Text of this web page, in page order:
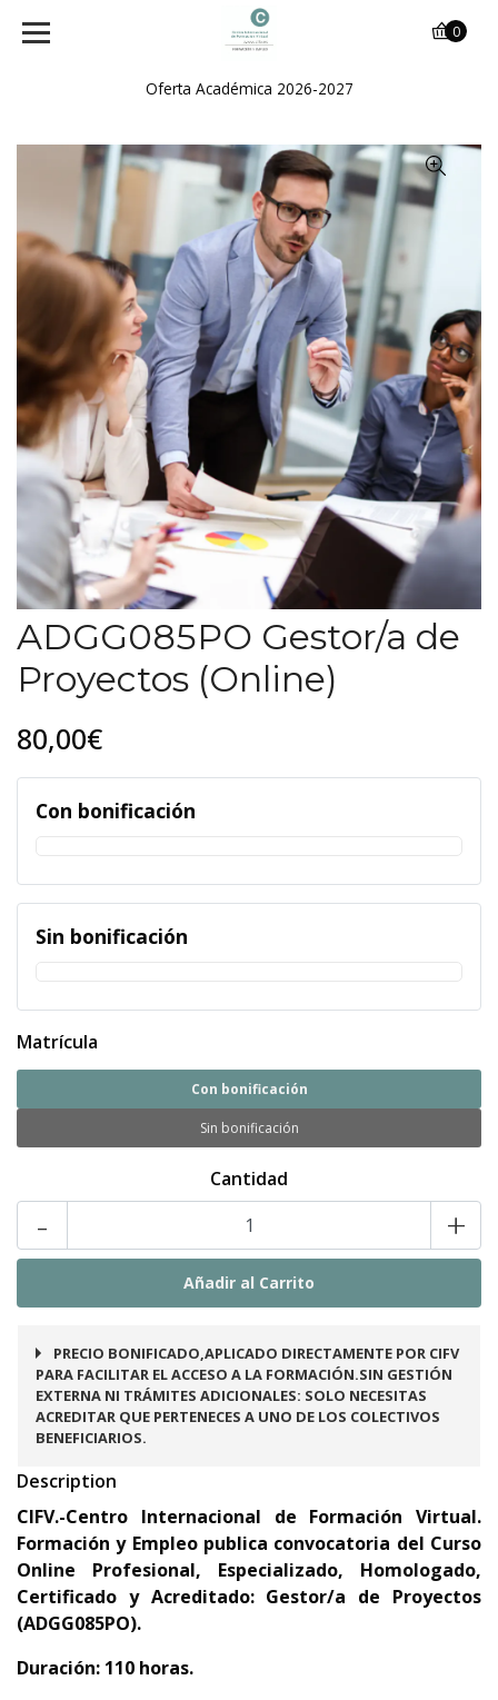
Oferta Académica 2026-2027
0
ADGG085PO Gestor/a de
Proyectos (Online)
80,00€
Con bonificación
Sin bonificación
Matrícula
Con bonificación
Sin bonificación
Cantidad
- +
PRECIO BONIFICADO,APLICADO DIRECTAMENTE POR CIFV
PARA FACILITAR EL ACCESO A LA FORMACIÓN.SIN GESTIÓN
EXTERNA NI TRÁMITES ADICIONALES: SOLO NECESITAS
ACREDITAR QUE PERTENECES A UNO DE LOS COLECTIVOS
BENEFICIARIOS.
Description
CIFV.-Centro Internacional de Formación Virtual.
Formación y Empleo publica convocatoria del Curso
Online Profesional, Especializado, Homologado,
Certificado y Acreditado: Gestor/a de Proyectos
(ADGG085PO).
Duración: 110 horas.